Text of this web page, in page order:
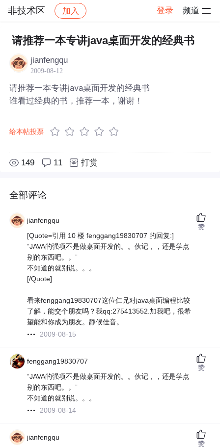
非技术区 加入 登录 频道
社区 非技术区 帖子详情
请推荐一本专讲java桌面开发的经典书
jianfengqu
2009-08-12
请推荐一本专讲java桌面开发的经典书
谁看过经典的书，推荐一本，谢谢！
给本帖投票
149 11 打赏
全部评论
jianfengqu
[Quote=引用 10 楼 fenggang19830707 的回复:]
“JAVA的强项不是做桌面开发的。。伙记，，还是学点
别的东西吧。。”
不知道的就别说。。。
[/Quote]
看来fenggang19830707这位仁兄对java桌面编程比较
了解，能交个朋友吗？我qq:275413552.加我吧，很希
望能和你成为朋友。静候佳音。
2009-08-15
赞
fenggang19830707
“JAVA的强项不是做桌面开发的。。伙记，，还是学点
别的东西吧。。”
不知道的就别说。。。
2009-08-14
赞
jianfengqu
赞